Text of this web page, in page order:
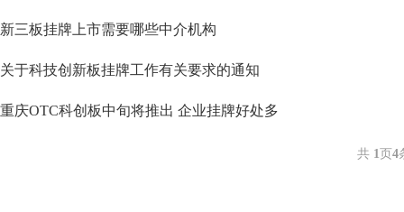
新三板挂牌上市需要哪些中介机构
关于科技创新板挂牌工作有关要求的通知
重庆OTC科创板中旬将推出 企业挂牌好处多
共 1 页 4